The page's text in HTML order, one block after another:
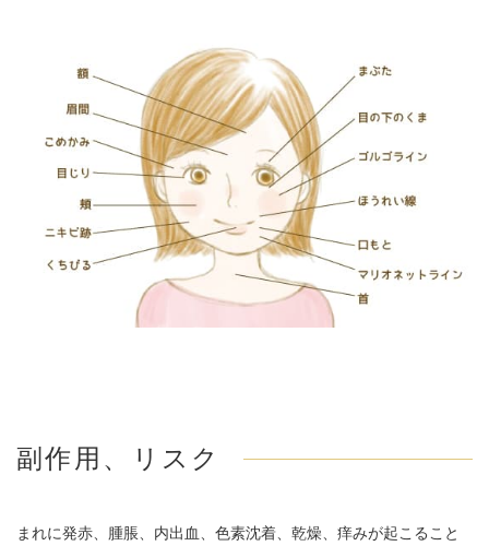
副作用、リスク
まれに発赤、腫脹、内出血、色素沈着、乾燥、痒みが起こること